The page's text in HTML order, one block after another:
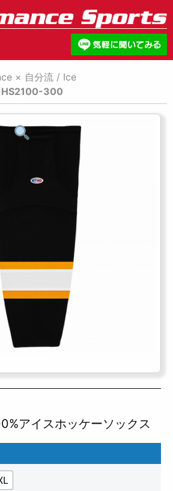
× 自分流 / Ice
HS2100-300
アイスホッケーソックス